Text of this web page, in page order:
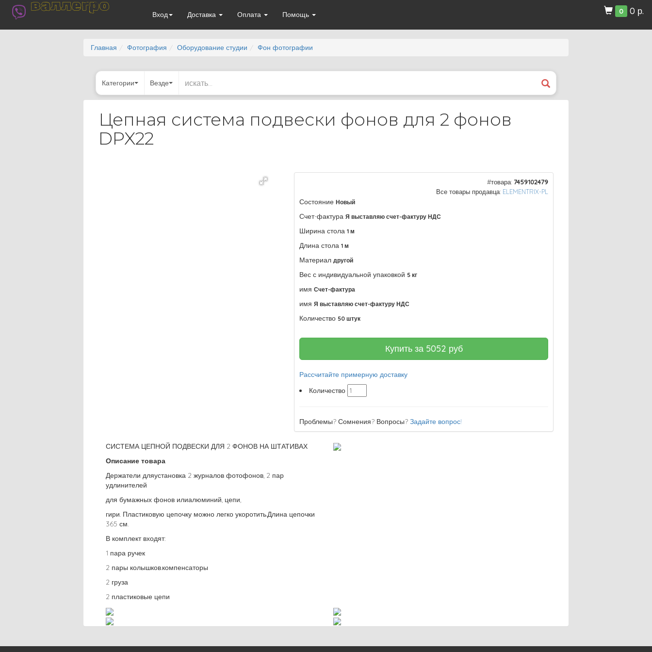
валлегро
Вход Доставка Оплата Помощь 0 0 р.
Главная Фотография Оборудование студии Фон фотографии
Категории Везде
Цепная система подвески фонов для 2 фонов
DPX22
#товара: 7459102479
Все товары продавца: ELEMENTRIX-PL
Состояние Новый
Счет-фактура Я выставляю счет-фактуру НДС
Ширина стола 1 м
Длина стола 1 м
Материал другой
Вес с индивидуальной упаковкой 5 кг
имя Счет-фактура
имя Я выставляю счет-фактуру НДС
Количество 50 штук
Купить за 5052 руб
Рассчитайте примерную доставку
Количество
Проблемы? Сомнения? Вопросы?Задайте вопрос!
СИСТЕМА ЦЕПНОЙ ПОДВЕСКИ ДЛЯ 2 ФОНОВ НА ШТАТИВАХ
Описание товара
Держатели дляустановка 2 журналов фотофонов, 2 пар
удлинителей
для бумажных фонов илиалюминий, цепи,
гири. Пластиковую цепочку можно легко укоротить.Длина цепочки
365 см.
В комплект входят:
1 пара ручек
2 пары колышков.компенсаторы
2 груза
2 пластиковые цепи